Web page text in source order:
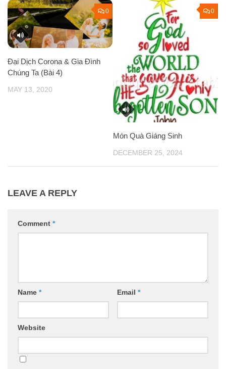
0
Đại Dịch Corona & Gia Đình
Chúng Ta (Bài 4)
MAY 13, 2020
0
Món Quà Giáng Sinh
DECEMBER 25, 2024
LEAVE A REPLY
Comment *
Name * Email *
Website